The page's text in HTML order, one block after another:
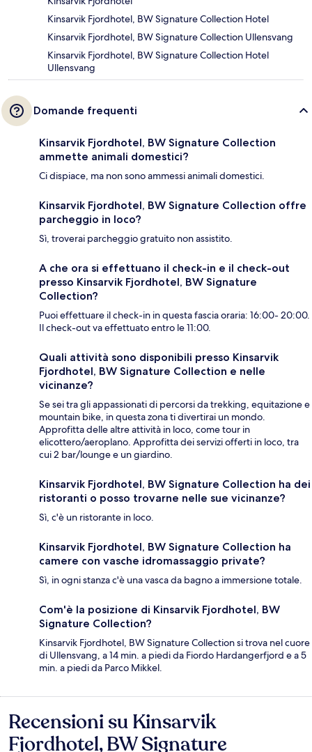
Kinsarvik Fjordhotel, BW Signature Collection Hotel
Kinsarvik Fjordhotel, BW Signature Collection Ullensvang
Kinsarvik Fjordhotel, BW Signature Collection Hotel
Ullensvang
Domande frequenti
Kinsarvik Fjordhotel, BW Signature Collection
ammette animali domestici?
Ci dispiace, ma non sono ammessi animali domestici.
Kinsarvik Fjordhotel, BW Signature Collection offre
parcheggio in loco?
Sì, troverai parcheggio gratuito non assistito.
A che ora si effettuano il check-in e il check-out
presso Kinsarvik Fjordhotel, BW Signature
Collection?
Puoi effettuare il check-in in questa fascia oraria: 16:00- 20:00.
Il check-out va effettuato entro le 11:00.
Quali attività sono disponibili presso Kinsarvik
Fjordhotel, BW Signature Collection e nelle
vicinanze?
Se sei tra gli appassionati di percorsi da trekking, equitazione e
mountain bike, in questa zona ti divertirai un mondo.
Approfitta delle altre attività in loco, come tour in
elicottero/aeroplano. Approfitta dei servizi offerti in loco, tra
cui 2 bar/lounge e un giardino.
Kinsarvik Fjordhotel, BW Signature Collection ha dei
ristoranti o posso trovarne nelle sue vicinanze?
Sì, c'è un ristorante in loco.
Kinsarvik Fjordhotel, BW Signature Collection ha
camere con vasche idromassaggio private?
Sì, in ogni stanza c'è una vasca da bagno a immersione totale.
Com'è la posizione di Kinsarvik Fjordhotel, BW
Signature Collection?
Kinsarvik Fjordhotel, BW Signature Collection si trova nel cuore
di Ullensvang, a 14 min. a piedi da Fiordo Hardangerfjord e a 5
min. a piedi da Parco Mikkel.
Recensioni
Recensioni su Kinsarvik
Fjordhotel, BW Signature